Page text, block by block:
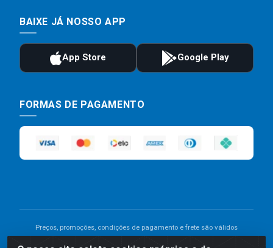
BAIXE JÁ NOSSO APP
FORMAS DE PAGAMENTO
Preços, promoções, condições de pagamento e frete são válidos